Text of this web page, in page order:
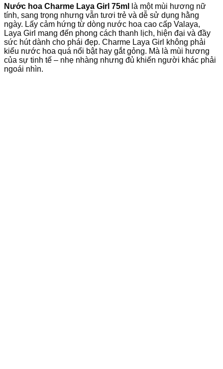
Nước hoa Charme Laya Girl 75ml
là một mùi hương nữ
tính, sang trọng nhưng vẫn tươi trẻ và dễ sử dụng hằng
ngày. Lấy cảm hứng từ dòng nước hoa cao cấp Valaya,
Laya Girl mang đến phong cách thanh lịch, hiện đại và đầy
sức hút dành cho phái đẹp. Charme Laya Girl không phải
kiểu nước hoa quá nổi bật hay gắt gỏng. Mà là mùi hương
của sự tinh tế – nhẹ nhàng nhưng đủ khiến người khác phải
ngoái nhìn.